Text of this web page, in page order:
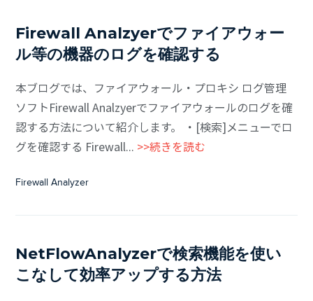
Firewall Analzyerでファイアウォー
ル等の機器のログを確認する
本ブログでは、ファイアウォール・プロキシ ログ管理
ソフトFirewall Analzyerでファイアウォールのログを確
認する方法について紹介します。 ・[検索]メニューでロ
グを確認する Firewall... >>続きを読む
Firewall Analyzer
NetFlowAnalyzerで検索機能を使い
こなして効率アップする方法